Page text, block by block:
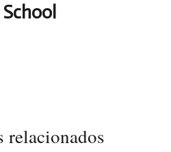
relacionados